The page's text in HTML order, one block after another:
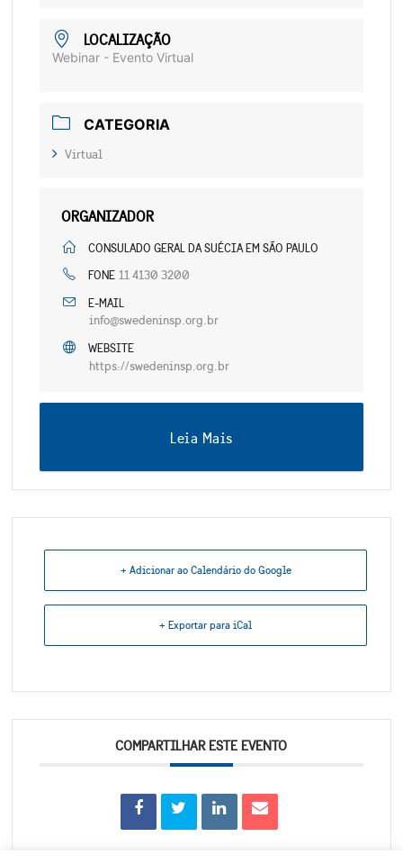
LOCALIZAÇÃO
Webinar - Evento Virtual
CATEGORIA
Virtual
ORGANIZADOR
CONSULADO GERAL DA SUÉCIA EM SÃO PAULO
FONE 11 4130 3200
E-MAIL
info@swedeninsp.org.br
WEBSITE
https://swedeninsp.org.br
Leia Mais
+ Adicionar ao Calendário do Google
+ Exportar para iCal
COMPARTILHAR ESTE EVENTO